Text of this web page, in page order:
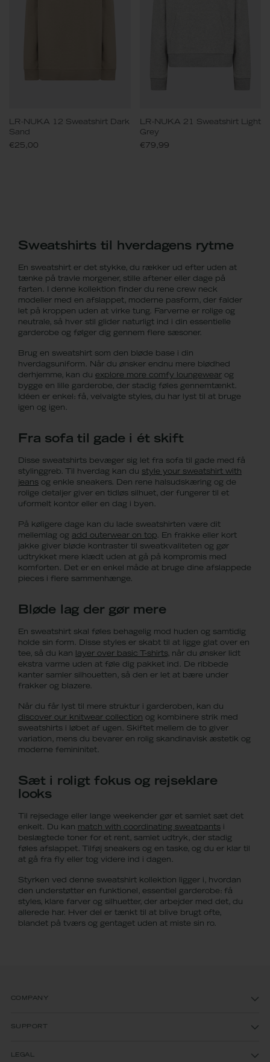
LR-NUKA 12 Sweatshirt Dark
Sand
€25,00
LR-NUKA 21 Sweatshirt Light
Grey
€79,99
Sweatshirts til hverdagens rytme
En sweatshirt er det stykke, du rækker ud efter uden at
tænke på travle morgener, stille aftener eller dage på
farten. I denne kollektion finder du rene crew neck
modeller med en afslappet, moderne pasform, der falder
let på kroppen uden at virke tung. Farverne er rolige og
neutrale, så hver stil glider naturligt ind i din essentielle
garderobe og følger dig gennem flere sæsoner.
Brug en sweatshirt som den bløde base i din
hverdagsuniform. Når du ønsker endnu mere blødhed
derhjemme, kan du explore more comfy loungewear og
bygge en lille garderobe, der stadig føles gennemtænkt.
Idéen er enkel: få, velvalgte styles, du har lyst til at bruge
igen og igen.
Fra sofa til gade i ét skift
Disse sweatshirts bevæger sig let fra sofa til gade med få
stylinggreb. Til hverdag kan du style your sweatshirt with
jeans og enkle sneakers. Den rene halsudskæring og de
rolige detaljer giver en tidløs silhuet, der fungerer til et
uformelt kontor eller en dag i byen.
På køligere dage kan du lade sweatshirten være dit
mellemlag og add outerwear on top. En frakke eller kort
jakke giver bløde kontraster til sweatkvaliteten og gør
udtrykket mere klædt uden at gå på kompromis med
komforten. Det er en enkel måde at bruge dine afslappede
pieces i flere sammenhænge.
Bløde lag der gør mere
En sweatshirt skal føles behagelig mod huden og samtidig
holde sin form. Disse styles er skabt til at ligge glat over en
tee, så du kan
layer over basic T-shirts, når du ønsker lidt
ekstra varme uden at føle dig pakket ind. De ribbede
kanter samler silhouetten, så den er let at bære under
frakker og blazere.
Når du får lyst til mere struktur i garderoben, kan du
discover our knitwear collection og kombinere strik med
sweatshirts i løbet af ugen. Skiftet mellem de to giver
variation, mens du bevarer en rolig skandinavisk æstetik og
moderne femininitet.
Sæt i roligt fokus og rejseklare
looks
Til rejsedage eller lange weekender gør et samlet sæt det
enkelt. Du kan match with coordinating sweatpants i
beslægtede toner for et rent, samlet udtryk, der stadig
føles afslappet. Tilføj sneakers og en taske, og du er klar til
at gå fra fly eller tog videre ind i dagen.
Styrken ved denne sweatshirt kollektion ligger i, hvordan
den understøtter en funktionel, essentiel garderobe: få
styles, klare farver og silhuetter, der arbejder med det, du
allerede har. Hver del er tænkt til at blive brugt ofte,
blandet på tværs og gentaget uden at miste sin ro.
COMPANY
SUPPORT
LEGAL